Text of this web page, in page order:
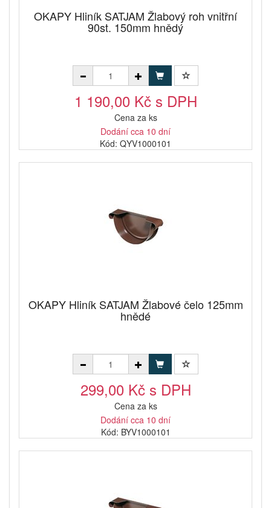
OKAPY Hliník SATJAM Žlabový roh vnitřní
90st. 150mm hnědý
1 190,00 Kč s DPH
Cena za ks
Dodání cca 10 dní
Kód: QYV1000101
OKAPY Hliník SATJAM Žlabové čelo 125mm
hnědé
299,00 Kč s DPH
Cena za ks
Dodání cca 10 dní
Kód: BYV1000101